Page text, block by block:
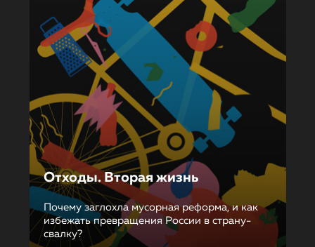
Отходы. Вторая жизнь
Почему заглохла мусорная реформа, и как
избежать превращения России в страну-
свалку?